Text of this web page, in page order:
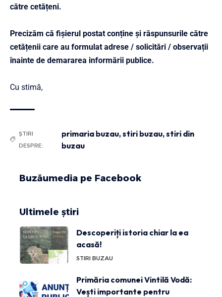
către cetățeni.
Precizăm că fișierul postat conține și răspunsurile către
cetățenii care au formulat adrese / solicitări / observații
înainte de demararea informării publice.
Cu stimă,
ȘTIRI
DESPRE:
primaria buzau,stiri buzau,stiri din
buzau
Buzăumedia pe Facebook
Ultimele știri
Descoperiți istoria chiar la ea
acasă!
STIRI BUZAU
Primăria comunei Vintilă Vodă:
Vești importante pentru